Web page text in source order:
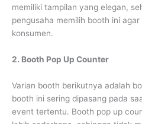
memiliki tampilan yang elegan,
pengusaha memilih booth ini
konsumen.
2. Booth Pop Up Counter
Varian booth berikutnya adalah
booth ini sering dipasang pada
event tertentu. Booth pop up